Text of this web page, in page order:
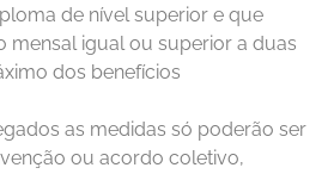
de nível superior e que
mensal igual ou superior a duas
dos benefícios
as medidas só poderão ser
ou acordo coletivo,